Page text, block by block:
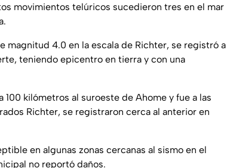
movimientos telúricos sucedieron tres en el mar
4.0 en la escala de Richter, se registró a
teniendo epicentro en tierra y con una
kilómetros al suroeste de Ahome y fue a las
Richter, se registraron cerca al anterior en
en algunas zonas cercanas al sismo en el
no reportó daños.